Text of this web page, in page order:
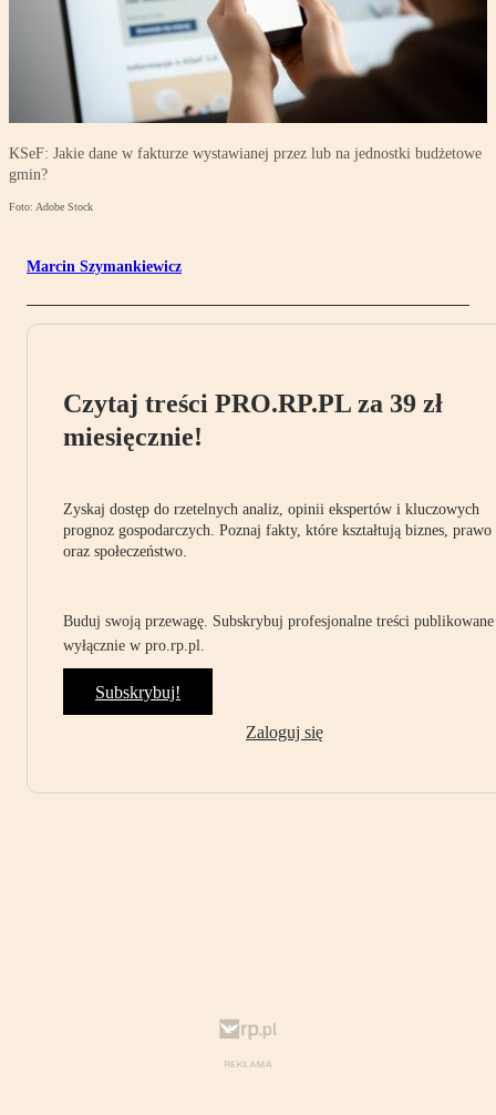
KSeF: Jakie dane w fakturze wystawianej przez lub na jednostki budżetowe
gmin?
Foto: Adobe Stock
Marcin Szymankiewicz
Czytaj treści PRO.RP.PL za 39 zł
miesięcznie!
Zyskaj dostęp do rzetelnych analiz, opinii ekspertów i kluczowych
prognoz gospodarczych. Poznaj fakty, które kształtują biznes, prawo
oraz społeczeństwo.
Buduj swoją przewagę. Subskrybuj profesjonalne treści publikowane
wyłącznie w pro.rp.pl.
Subskrybuj!
Zaloguj się